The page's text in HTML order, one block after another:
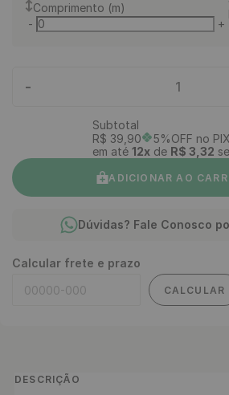
Comprimento (m)
-
+
- 1
Subtotal
R$ 39 90
5%OFF no PIX
em até 12x de R$ 3 32
ADICIONAR AO
Dúvidas? Fale Conosco
Calcular frete e prazo
CALCULAR
DESCRIÇÃO